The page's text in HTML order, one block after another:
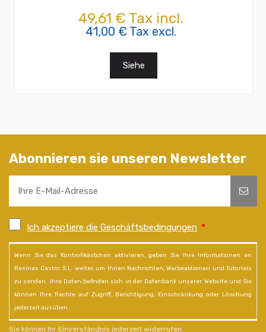
49,61 € Tax incl.
41,00 € Tax excl.
Siehe
Abonnieren sie unseren Newsletter
Ich akzeptiere die Geschäftsbedingungen *
Wenn Sie das Kontrollkästchen aktivieren, geben Sie Ihre Informationen an
Resinas Castro S.L. weiter, um Ihnen Nachrichten, Werbeaktionen und Tutorials
zu senden. Ihre Daten befinden sich in der Datenbank unserer Website und Sie
können Ihre Rechte auf Zugriff, Berichtigung, Einschränkung oder Löschung
jederzeit ausüben.
Sie können Ihr Einverständnis jederzeit widerrufen.